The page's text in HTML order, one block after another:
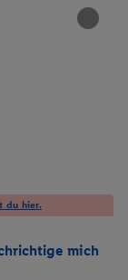
du hier.
mich